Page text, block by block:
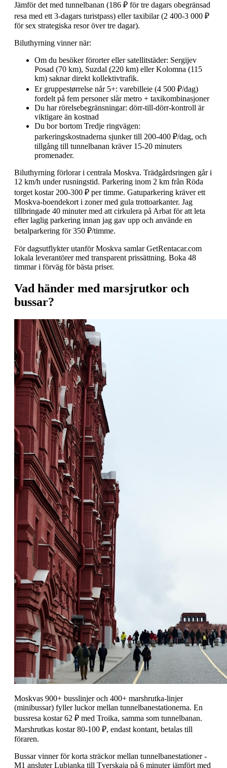
Jämför det med tunnelbanan (186 ₽ för tre dagars obegränsad
resa med ett 3-dagars turistpass) eller taxibilar (2 400-3 000 ₽
för sex strategiska resor över tre dagar).
Biluthyrning vinner när:
Om du besöker förorter eller satellitstäder: Sergijev
Posad (70 km), Suzdal (220 km) eller Kolomna (115
km) saknar direkt kollektivtrafik.
Er gruppestørrelse når 5+: varebilleie (4 500 ₽/dag)
fordelt på fem personer slår metro + taxikombinasjoner
Du har rörelsebegränsningar: dörr-till-dörr-kontroll är
viktigare än kostnad
Du bor bortom Tredje ringvägen:
parkeringskostnaderna sjunker till 200-400 ₽/dag, och
tillgång till tunnelbanan kräver 15-20 minuters
promenader.
Biluthyrning förlorar i centrala Moskva. Trädgårdsringen går i
12 km/h under rusningstid. Parkering inom 2 km från Röda
torget kostar 200-300 ₽ per timme. Gatuparkering kräver ett
Moskva-boendekort i zoner med gula trottoarkanter. Jag
tillbringade 40 minuter med att cirkulera på Arbat för att leta
efter laglig parkering innan jag gav upp och använde en
betalparkering för 350 ₽/timme.
För dagsutflykter utanför Moskva samlar GetRentacar.com
lokala leverantörer med transparent prissättning. Boka 48
timmar i förväg för bästa priser.
Vad händer med marsjrutkor och
bussar?
Moskvas 900+ busslinjer och 400+ marshrutka-linjer
(minibussar) fyller luckor mellan tunnelbanestationerna. En
bussresa kostar 62 ₽ med Troika, samma som tunnelbanan.
Marshrutkas kostar 80-100 ₽, endast kontant, betalas till
föraren.
Bussar vinner för korta sträckor mellan tunnelbanestationer -
M1 ansluter Lubjanka till Tverskaja på 6 minuter jämfört med